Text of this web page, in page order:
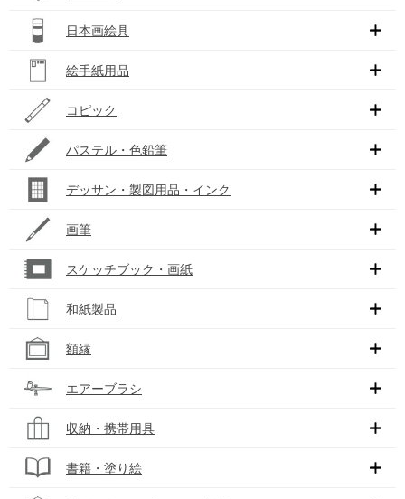
日本画絵具
絵手紙用品
コピック
パステル・色鉛筆
デッサン・製図用品・インク
画筆
スケッチブック・画紙
和紙製品
額縁
エアーブラシ
収納・携帯用具
書籍・塗り絵